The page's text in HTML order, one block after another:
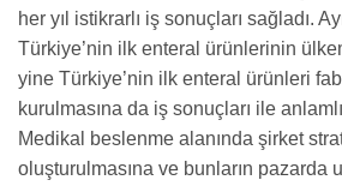
her yıl istikrarlı iş sonuçları sağladı.
Türkiye’nin ilk enteral ürünlerinin
yine Türkiye’nin ilk enteral ürünleri
kurulmasına da iş sonuçları ile
Medikal beslenme alanında şirket
oluşturulmasına ve bunların pazarda